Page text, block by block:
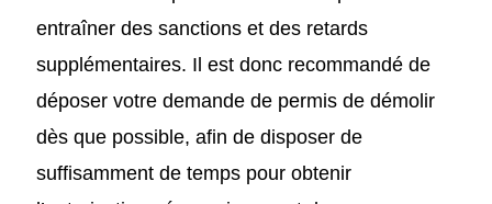
entraîner des sanctions et des retards
supplémentaires. Il est donc recommandé de
déposer votre demande de permis de démolir
dès que possible, afin de disposer de
suffisamment de temps pour obtenir